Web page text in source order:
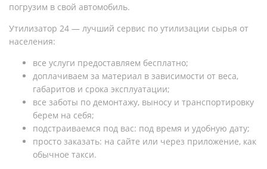
погрузим в свой автомобиль.
Утилизатор 24 — лучший сервис по утилизации сырья от
населения:
все услуги предоставляем бесплатно;
доплачиваем за материал в зависимости от веса,
габаритов и срока эксплуатации;
все заботы по демонтажу, выносу и транспортировку
берем на себя;
подстраиваемся под вас: под время и удобную дату;
просто заказать: на сайте или через приложение, как
обычное такси.